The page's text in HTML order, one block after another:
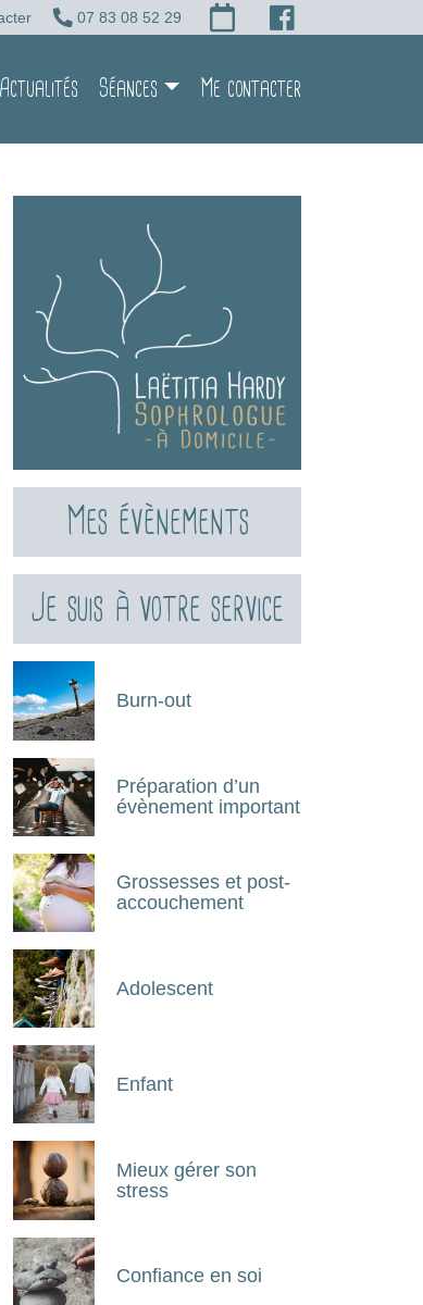
07 83 08 52 29
Actualités Séances Me contacter
Mes évènements
Je suis à votre service
Burn-out
Préparation d’un
évènement important
Grossesses et post-
accouchement
Adolescent
Enfant
Mieux gérer son
stress
Confiance en soi